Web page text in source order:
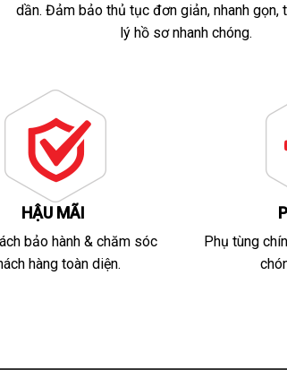
dần. Đảm bảo thủ tục đơn giản, nhanh gọn,
lý hồ sơ nhanh chóng.
HẬU MÃI
bảo hành & chăm sóc
hàng toàn diện.
Phụ tùng